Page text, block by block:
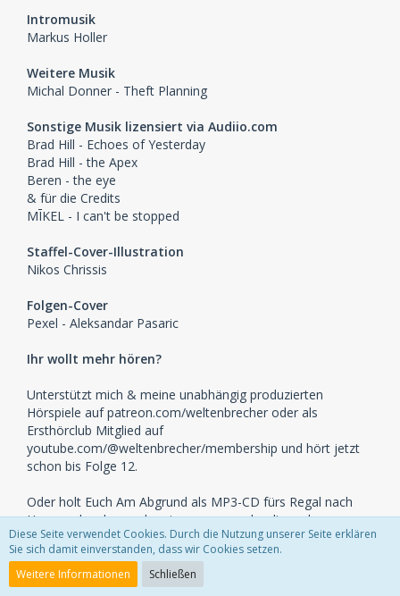
Intromusik
Markus Holler
Weitere Musik
Michal Donner - Theft Planning
Sonstige Musik lizensiert via Audiio.com
Brad Hill - Echoes of Yesterday
Brad Hill - the Apex
Beren - the eye
& für die Credits
MĪKEL - I can't be stopped
Staffel-Cover-Illustration
Nikos Chrissis
Folgen-Cover
Pexel - Aleksandar Pasaric
Ihr wollt mehr hören?
Unterstützt mich & meine unabhängig produzierten
Hörspiele auf patreon.com/weltenbrecher oder als
Ersthörclub Mitglied auf
youtube.com/@weltenbrecher/membership und hört jetzt
schon bis Folge 12.
Oder holt Euch Am Abgrund als MP3-CD fürs Regal nach
Hause oder shopped meinen merge oder die anderen
Studio Weltenbrecher Hörspiele auf weltenbrecher.org.
Der Podcast gefällt Euch? Eine positive Bewertung auf
einem Podcastportal Eurer Wahl hilft immens und nicht
Diese Seite verwendet Cookies. Durch die Nutzung unserer Seite erklären
Sie sich damit einverstanden, dass wir Cookies setzen.
Weitere Informationen
Schließen